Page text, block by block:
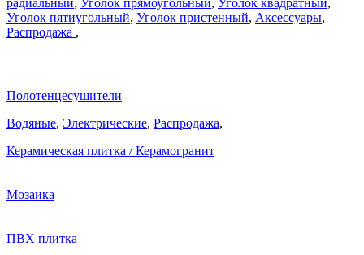
радиальный, Уголок прямоугольный, Уголок квадратный,
Уголок пятиугольный, Уголок пристенный, Аксессуары,
Распродажа ,
Полотенцесушители
Водяные, Электрические, Распродажа,
Керамическая плитка / Керамогранит
Мозаика
ПВХ плитка